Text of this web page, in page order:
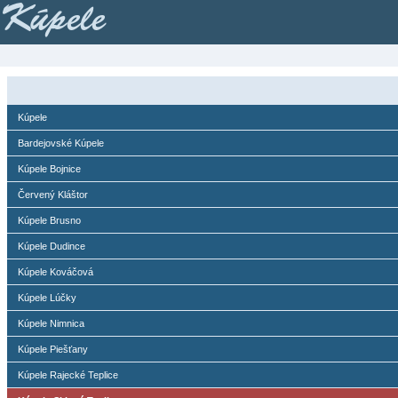
Kúpele
Kúpele
Bardejovské Kúpele
Kúpele Bojnice
Červený Kláštor
Kúpele Brusno
Kúpele Dudince
Kúpele Kováčová
Kúpele Lúčky
Kúpele Nimnica
Kúpele Piešťany
Kúpele Rajecké Teplice